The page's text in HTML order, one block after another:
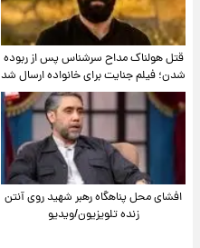
قتل هولناک مداح سرشناس پس از ربوده
شدن؛ فیلم جنایت برای خانواده ارسال شد
افشای محل پناهگاه‌ رهبر شهید روی آنتن
زنده تلویزیون/ویدیو